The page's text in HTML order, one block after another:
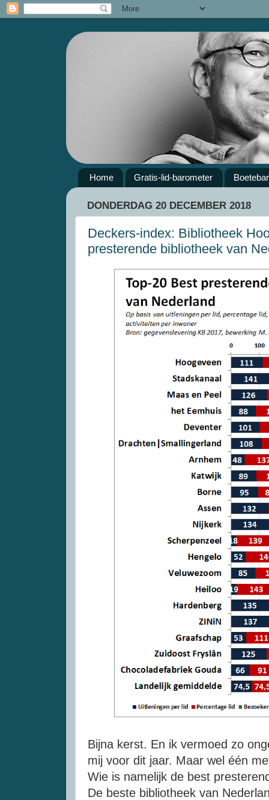
Home Gratis-lid-barometer
DONDERDAG 20 DECEMBER 2018
Deckers-index: Bibliotheek
presterende bibliotheek van
Bijna kerst. En ik vermoed zo
mij voor dit jaar. Maar wel één
Wie is namelijk de best
De beste bibliotheek van